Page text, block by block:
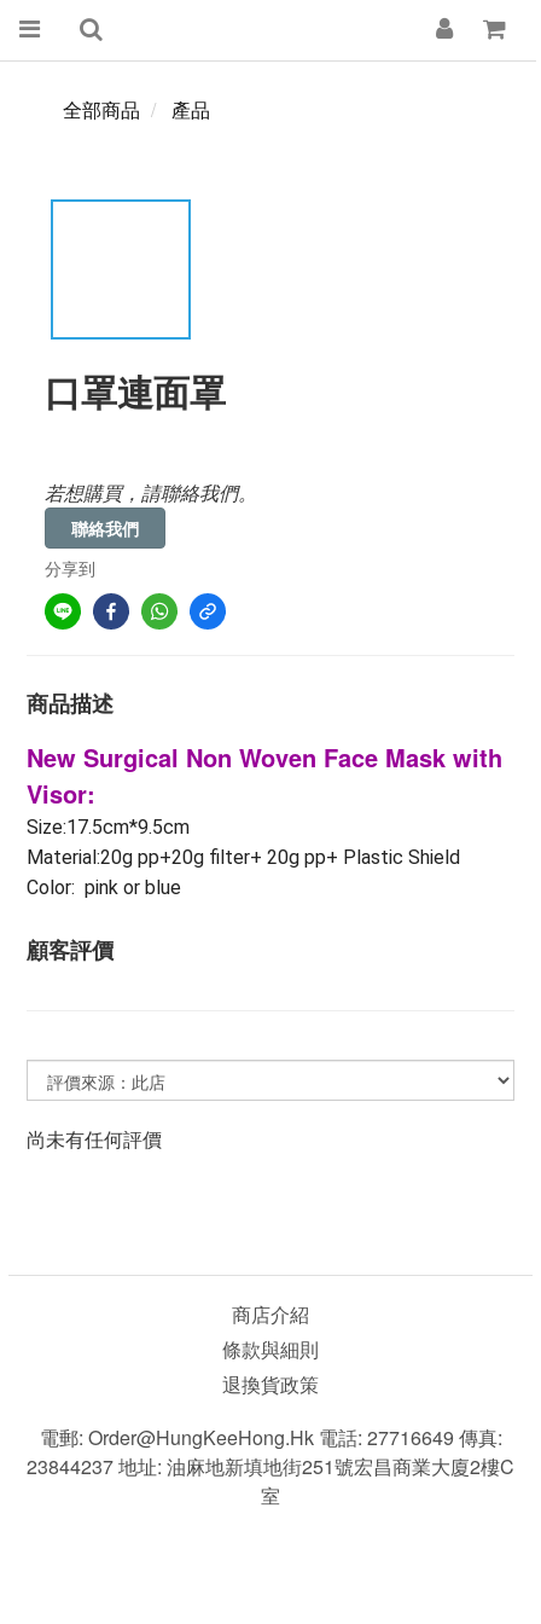
全部商品 產品
口罩連面罩
若想購買，請聯絡我們。
聯絡我們
分享到
商品描述
New Surgical Non Woven Face Mask with
Visor:
Size:17.5cm*9.5cm
Material:20g pp+20g filter+ 20g pp+ Plastic Shield
Color: pink or blue
顧客評價
尚未有任何評價
商店介紹
條款與細則
退換貨政策
電郵: Order@HungKeeHong.hk 電話: 27716649 傳真:
23844237 地址: 油麻地新填地街251號宏昌商業大廈2樓C
室